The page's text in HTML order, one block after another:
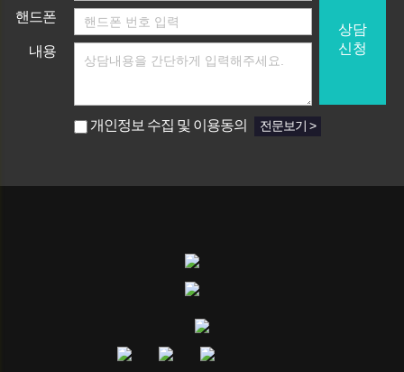
상담
신청
핸드폰
내용
개인정보 수집 및 이용동의 전문보기 >